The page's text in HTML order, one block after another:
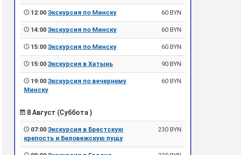
12:00Экскурсия по Минску 60 BYN
14:00Экскурсия по Минску 60 BYN
15:00Экскурсия по Минску 60 BYN
15:00Экскурсия в Хатынь 90 BYN
19:00Экскурсия по вечернему
Минску
60 BYN
8 Август (Суббота )
07:00Экскурсия в Брестскую
крепость и Беловежскую пущу
230 BYN